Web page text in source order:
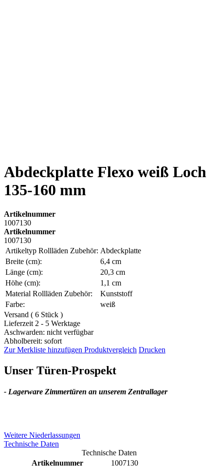
Abdeckplatte Flexo weiß Loch
135-160 mm
Artikelnummer
1007130
Artikelnummer
1007130
Artikeltyp Rollläden Zubehör: Abdeckplatte
Breite (cm):
6,4 cm
Länge (cm):
20,3 cm
Höhe (cm):
1,1 cm
Material Rollläden Zubehör:
Kunststoff
Farbe:
weiß
Versand ( 6 Stück )
Lieferzeit 2 - 5 Werktage
Aschwarden: nicht verfügbar
Abholbereit: sofort
Zur Merkliste hinzufügen Produktvergleich Drucken
Unser Türen-Prospekt
- Lagerware Zimmertüren an unserem Zentrallager
Weitere Niederlassungen
Technische Daten
Technische Daten
Artikelnummer
1007130